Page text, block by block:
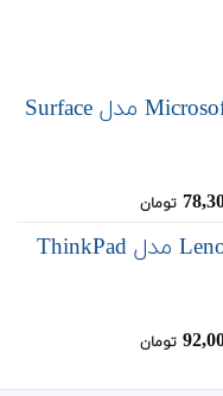
لپ تاپ 13.5 اینچی Microsoft مدل Surface
تومان
لپ تاپ 14 اینچی Lenovo مدل ThinkPad
تومان